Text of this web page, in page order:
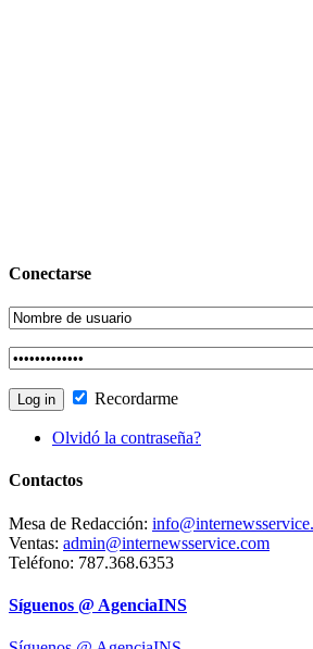
Conectarse
Recordarme
Olvidó la contraseña?
Contactos
Mesa de Redacción:
Ventas: admin@internewsservice.com
Teléfono: 787.368.6353
Síguenos @ AgenciaINS